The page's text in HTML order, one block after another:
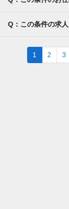
Q：この条件の求
1 2 3